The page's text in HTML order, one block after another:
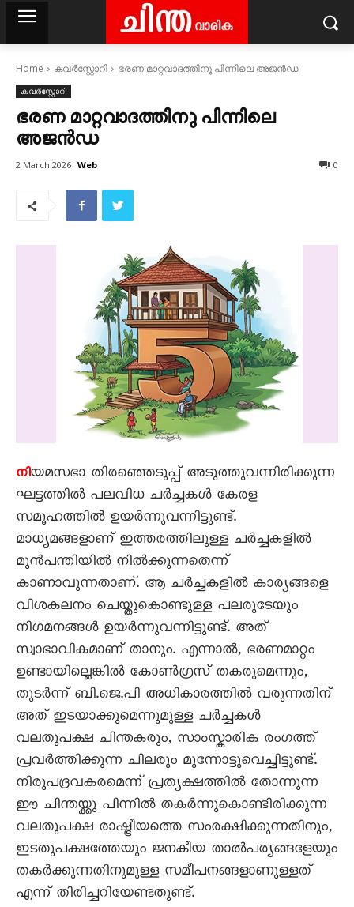
Home കവര്‍സ്റ്റോറി ഭരണ മാറ്റവാദത്തിനു പിന്നിലെ അജൻഡ
കവര്‍സ്റ്റോറി
ഭരണ മാറ്റവാദത്തിനു പിന്നിലെ
അജൻഡ
2 March 2026 Web 0
നിയമസഭാ തിരഞ്ഞെടുപ്പ് അടുത്തുവന്നിരിക്കുന്ന
ഘട്ടത്തില്‍ പലവിധ ചര്‍ച്ചകള്‍ കേരള
സമൂഹത്തില്‍ ഉയര്‍ന്നുവന്നിട്ടുണ്ട്.
മാധ്യമങ്ങളാണ് ഇത്തരത്തിലുള്ള ചര്‍ച്ചകളില്‍
മുന്‍പന്തിയില്‍ നില്‍ക്കുന്നതെന്ന്
കാണാവുന്നതാണ്. ആ ചര്‍ച്ചകളില്‍ കാര്യങ്ങളെ
വിശകലനം ചെയ്തുകൊണ്ടുള്ള പലരുടേയും
നിഗമനങ്ങള്‍ ഉയര്‍ന്നുവന്നിട്ടുണ്ട്. അത്
സ്വാഭാവികമാണ് താനും. എന്നാല്‍, ഭരണമാറ്റം
ഉണ്ടായില്ലെങ്കില്‍ കോണ്‍ഗ്രസ് തകരുമെന്നും,
തുടര്‍ന്ന് ബി.ജെ.പി അധികാരത്തില്‍ വരുന്നതിന്
അത് ഇടയാക്കുമെന്നുമുള്ള ചര്‍ച്ചകള്‍
വലതുപക്ഷ ചിന്തകരും, സാംസ്കാരിക രംഗത്ത്
പ്രവര്‍ത്തിക്കുന്ന ചിലരും മുന്നോട്ടുവെച്ചിട്ടുണ്ട്.
നിരുപദ്രവകരമെന്ന് പ്രത്യക്ഷത്തില്‍ തോന്നുന്ന
ഈ ചിന്തയ്ക്കു പിന്നില്‍ തകര്‍ന്നുകൊണ്ടിരിക്കുന്ന
വലതുപക്ഷ രാഷ്ട്രീയത്തെ സംരക്ഷിക്കുന്നതിനും,
ഇടതുപക്ഷത്തേയും ജനകീയ താല്‍പര്യങ്ങളേയും
തകര്‍ക്കുന്നതിനുമുള്ള സമീപനങ്ങളാണുള്ളത്
എന്ന് തിരിച്ചറിയേണ്ടതുണ്ട്.